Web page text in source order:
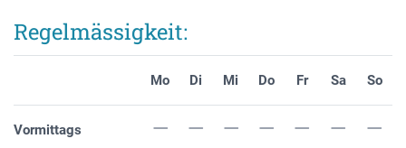
Regelmässigkeit:
Mo Di Mi Do Fr Sa So
Vormittags